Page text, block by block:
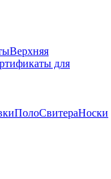
Верхняя
для
ПолоСвитераНоски